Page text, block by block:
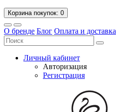
Корзинапокупок: 0
О бренде Блог Оплата и доставка
Личный кабинет
Авторизация
Регистрация